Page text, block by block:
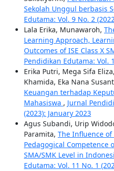
Sekolah Unggul berbasis
Edutama: Vol. 9 No. 2
Lala Erika, Munawaroh,
Learning Approach,
Outcomes of ISE Class X
Pendidikan Edutama: Vol.
Erika Putri, Mega Sifa
Khamida, Eka Nana
Keuangan terhadap
Mahasiswa , Jurnal
(2023): January 2023
Agus Subandi, Urip
Paramita, The Influence
Pedagogical Competence
SMA/SMK Level in
Edutama: Vol. 11 No. 1